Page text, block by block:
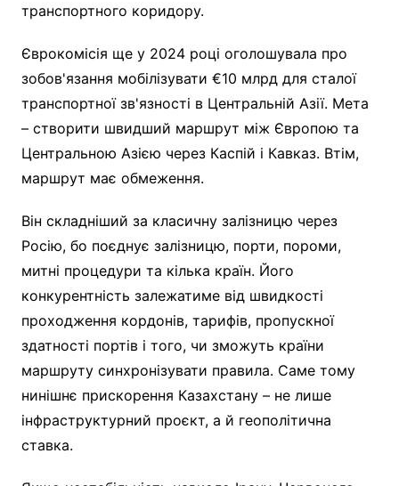
транспортного коридору.
Єврокомісія ще у 2024 році оголошувала про
зобов'язання мобілізувати €10 млрд для сталої
транспортної зв'язності в Центральній Азії. Мета
– створити швидший маршрут між Європою та
Центральною Азією через Каспій і Кавказ. Втім,
маршрут має обмеження.
Він складніший за класичну залізницю через
Росію, бо поєднує залізницю, порти, пороми,
митні процедури та кілька країн. Його
конкурентність залежатиме від швидкості
проходження кордонів, тарифів, пропускної
здатності портів і того, чи зможуть країни
маршруту синхронізувати правила. Саме тому
нинішнє прискорення Казахстану – не лише
інфраструктурний проєкт, а й геополітична
ставка.